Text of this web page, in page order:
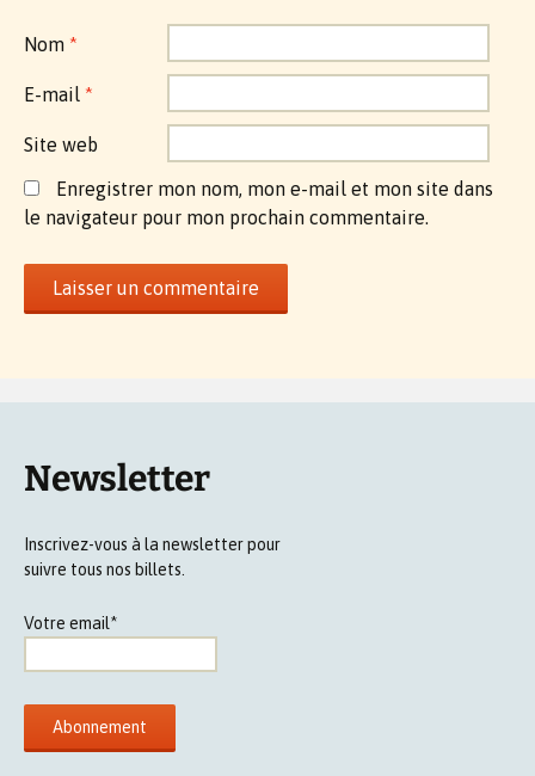
Nom *
E-mail *
Site web
Enregistrer mon nom, mon e-mail et mon site dans
le navigateur pour mon prochain commentaire.
Newsletter
Inscrivez-vous à la newsletter pour
suivre tous nos billets.
Votre email*